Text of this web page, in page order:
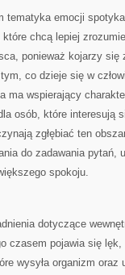
tematyka emocji
chcą lepiej
ponieważ kojarzy się
co dzieje się w
ma wspierający
osób, które interesują
zgłębiać ten
do zadawania pytań,
spokoju.
dotyczące
czasem pojawia się
wysyła organizm oraz